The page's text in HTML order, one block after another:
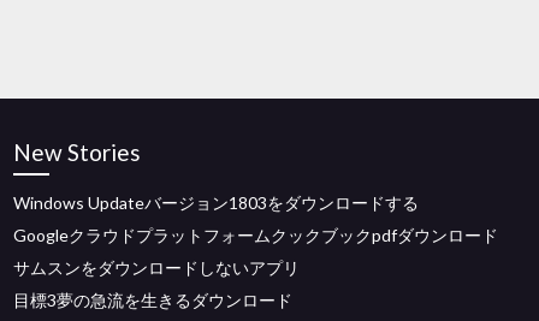
New Stories
Windows Updateバージョン1803をダウンロードする
Googleクラウドプラットフォームクックブックpdfダウンロード
サムスンをダウンロードしないアプリ
目標3夢の急流を生きるダウンロード